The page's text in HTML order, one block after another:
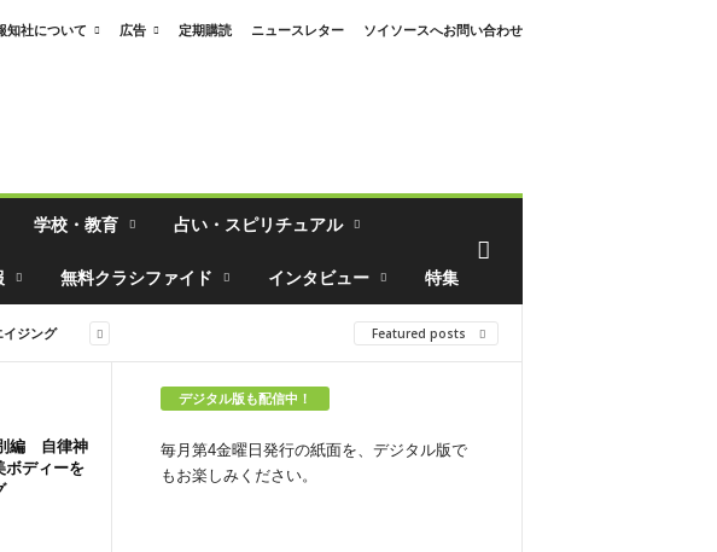
知社について 広告 定期購読 ニュースレター
ソイソースへお問い合わせ
学校・教育 占い・スピリチュアル
無料クラシファイド インタビュー 特集
ジング Featured posts
編 自律神
ボディーを
デジタル版も配信中！
毎月第4金曜日発行の紙面を、デジタル版で
もお楽しみください。